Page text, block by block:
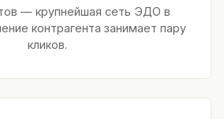
— крупнейшая сеть ЭДО в
контрагента занимает пару
кликов.